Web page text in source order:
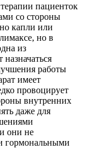
пациенток
со стороны
капли или
но в
из
работы
имеет
провоцирует
внутренних
даже для
они не
гормональными